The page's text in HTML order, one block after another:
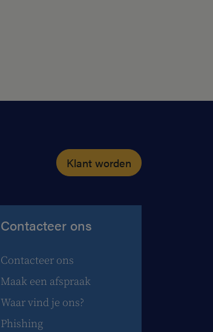
Klant worden
Contacteer ons
Contacteer ons
Maak een afspraak
Waar vind je ons?
Phishing